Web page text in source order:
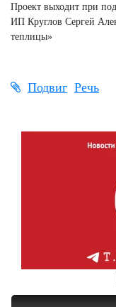
Проект выходит при
ИП Круглов Сергей
теплицы»
Подвиг Речь